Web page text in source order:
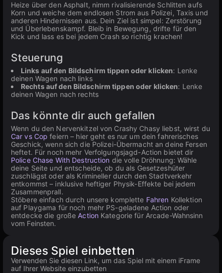
Heize über den Asphalt, nimm rivalisierende Schlitten aufs
Korn und weiche dem endlosen Strom aus Polizei, Taxis und
anderen Hindernissen aus. Dein Ziel ist simpel: Zerstörung
und Überlebenskampf. Bleib in Bewegung, drifte für den
Kick und lass es bei jedem Crash so richtig krachen!
Steuerung
Links auf den Bildschirm tippen oder klicken: Lenke
deinen Wagen nach links
Rechts auf den Bildschirm tippen oder klicken: Lenke
deinen Wagen nach rechts
Das könnte dir auch gefallen
Wenn du den Nervenkitzel von Crashy Chasy liebst, wirst du
Car vs Cop feiern – hier geht es nur um dein fahrerisches
Geschick, wenn sich die Polizei-Übermacht an deine Fersen
heftet. Für noch mehr Verfolgungsjagd-Action bietet dir
Police Chase With Destruction die volle Dröhnung: Wähle
deine Seite und entscheide, ob du als Gesetzeshüter
zuschlägst oder als Krimineller durch den Stadtverkehr
entkommst – inklusive heftiger Physik-Effekte bei jedem
Zusammenprall.
Stöbere einfach durch unsere komplette Fahren Kollektion
auf Playgama für noch mehr PS-geladene Action oder
entdecke die großeAction Kategorie für Arcade-Wahnsinn
vom Feinsten.
Dieses Spiel einbetten
Verwenden Sie diesen Link, um das Spiel mit einem iFrame
auf Ihrer Website einzubetten